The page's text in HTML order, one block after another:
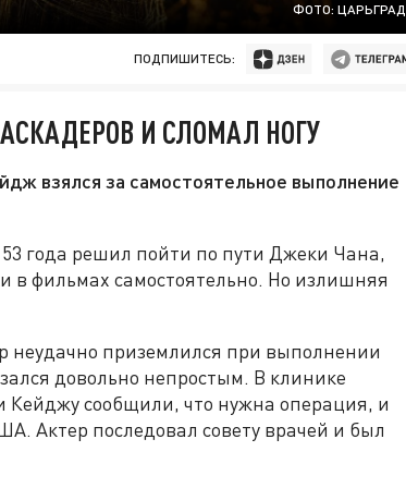
ФОТО: ЦАРЬГРАД
ПОДПИШИТЕСЬ:
И СЛОМАЛ НОГУ
взялся за самостоятельное выполнение
года решил пойти по пути Джеки Чана,
в фильмах самостоятельно. Но излишняя
неудачно приземлился при выполнении
довольно непростым. В клинике
сообщили, что нужна операция, и
Актер последовал совету врачей и был